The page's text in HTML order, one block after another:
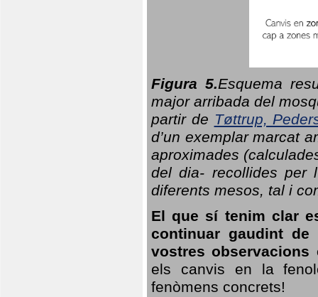
Figura 5.Esquema
major arribada del
partir de Tøttrup,
d’un exemplar marcat
aproximades
del dia- recollides per
diferents mesos, tal i
El que sí tenim clar
continuar gaudint
vostres
els canvis en la
fenòmens concrets!